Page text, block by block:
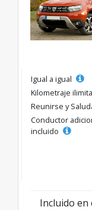
Igual a igual
Kilometraje
Reunirse y
Conductor
incluido
Incluido en